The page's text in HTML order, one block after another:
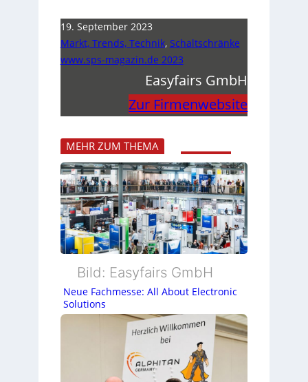
19. September 2023
Markt, Trends, Technik, Schaltschränke
www.sps-magazin.de 2023
Easyfairs GmbH
Zur Firmenwebsite
MEHR ZUM THEMA
Bild: Easyfairs GmbH
Neue Fachmesse: All About Electronic
Solutions